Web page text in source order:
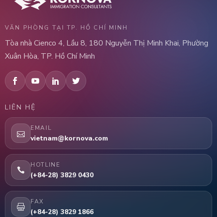
VĂN PHÒNG TẠI TP. HỒ CHÍ MINH
Tòa nhà Cienco 4, Lầu 8, 180 Nguyễn Thị Minh Khai, Phường
Xuân Hòa, TP. Hồ Chí Minh
LIÊN HỆ
EMAIL
vietnam@kornova.com
HOTLINE
(+84-28) 3829 0430
FAX
(+84-28) 3829 1866